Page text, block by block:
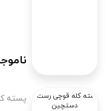
پسته